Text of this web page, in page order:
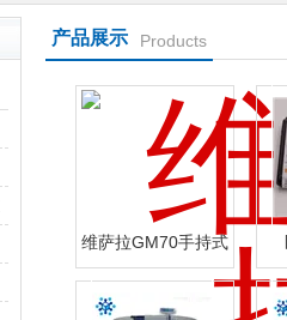
产品展示 Products
维萨拉GM70手持式